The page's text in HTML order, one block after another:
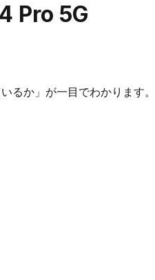
Pro 5G
るか」が一目でわかります。